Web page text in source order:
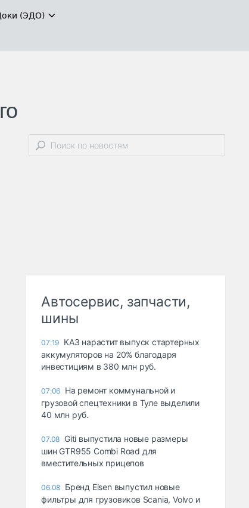
(ЭДО)
Автосервис, запчасти,
шины
07:19 КАЗ нарастит выпуск стартерных
аккумуляторов на 20% благодаря
инвестициям в 380 млн руб.
07:06 На ремонт коммунальной и
грузовой спецтехники в Туле выделили
40 млн руб.
07.08 Giti выпустила новые размеры
шин GTR955 Combi Road для
вместительных прицепов
06.08 Бренд Eisen выпустил новые
фильтры для грузовиков Scania, Volvo и